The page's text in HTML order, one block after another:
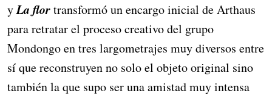
yLa flortransformó un encargo inicial de Arthaus
para retratar el proceso creativo del grupo
Mondongo en tres largometrajes muy diversos entre
sí que reconstruyen no solo el objeto original sino
también la que supo ser una amistad muy intensa